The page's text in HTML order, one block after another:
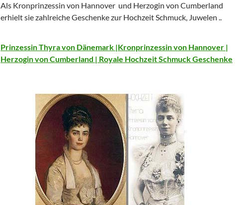
Als Kronprinzessin von Hannover und Herzogin von Cumberland
erhielt sie zahlreiche Geschenke zur Hochzeit Schmuck, Juwelen ..
Prinzessin Thyra von Dänemark |Kronprinzessin von Hannover |
Herzogin von Cumberland | Royale Hochzeit Schmuck Geschenke